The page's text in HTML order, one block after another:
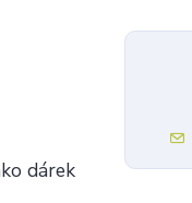
dárek